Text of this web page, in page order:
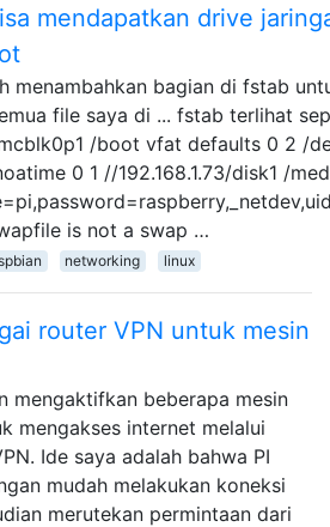
mendapatkan drive
menambahkan bagian di fstab
file saya di ... fstab terlihat
/boot vfat defaults 0 2 /
0 1 //192.168.1.73/disk1 /
is not a swap …
networking linux
router VPN untuk mesin
mengaktifkan beberapa mesin
mengakses internet melalui
Ide saya adalah bahwa PI
mudah melakukan koneksi
merutekan permintaan dari